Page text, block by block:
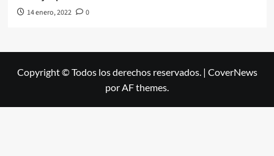
14 enero, 2022 0
Copyright © Todos los derechos reservados. | CoverNews
por AF themes.